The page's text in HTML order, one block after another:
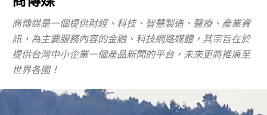
商傳媒是一個提供財經、科技、智慧製造、醫療、產業資
訊，為主要服務內容的金融、科技網路媒體，其宗旨在於
提供台灣中小企業一個產品新聞的平台，未來更將推廣至
世界各國！